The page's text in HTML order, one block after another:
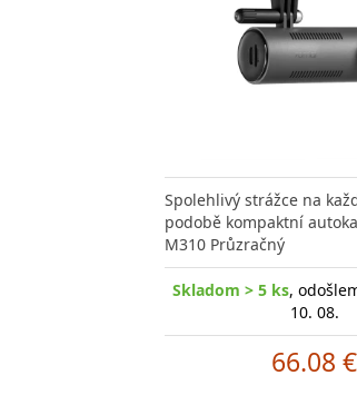
Spolehlivý strážce na
podobě kompaktní
M310 Průzračný
Skladom > 5 ks,
10. 08.
66.08 €